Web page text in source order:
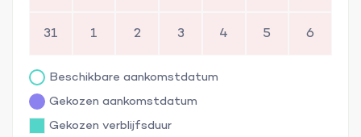
31 1 2 3 4 5 6
Beschikbare aankomstdatum
Gekozen aankomstdatum
Gekozen verblijfsduur